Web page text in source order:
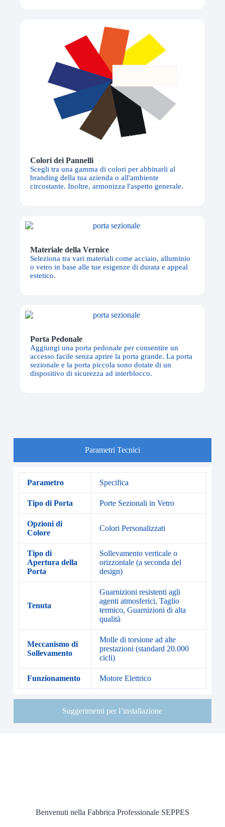
Colori dei Pannelli
Scegli tra una gamma di colori per abbinarli al
branding della tua azienda o all'ambiente
circostante. Inoltre, armonizza l'aspetto generale.
Materiale della Vernice
Seleziona tra vari materiali come acciaio, alluminio
o vetro in base alle tue esigenze di durata e appeal
estetico.
Porta Pedonale
Aggiungi una porta pedonale per consentire un
accesso facile senza aprire la porta grande. La porta
sezionale e la porta piccola sono dotate di un
dispositivo di sicurezza ad interblocco.
Parametri Tecnici
Suggerimenti per l’installazione
Parametro Specifica
Tipo di Porta Porte Sezionali in Vetro
Opzioni di
Colore
Colori Personalizzati
Tipo di
Apertura della
Porta
Sollevamento verticale o
orizzontale (a seconda del
design)
Tenuta
Guarnizioni resistenti agli
agenti atmosferici, Taglio
termico, Guarnizioni di alta
qualità
Meccanismo di
Sollevamento
Molle di torsione ad alte
prestazioni (standard 20.000
cicli)
Funzionamento Motore Elettrico
Benvenuti nella Fabbrica Professionale SEPPES